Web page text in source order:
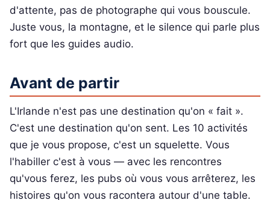
d'attente, pas de photographe qui vous bouscule.
Juste vous, la montagne, et le silence qui parle plus
fort que les guides audio.
Avant de partir
L'Irlande n'est pas une destination qu'on « fait ».
C'est une destination qu'on sent. Les 10 activités
que je vous propose, c'est un squelette. Vous
l'habiller c'est à vous — avec les rencontres
qu'vous ferez, les pubs où vous vous arrêterez, les
histoires qu'on vous racontera autour d'une table.